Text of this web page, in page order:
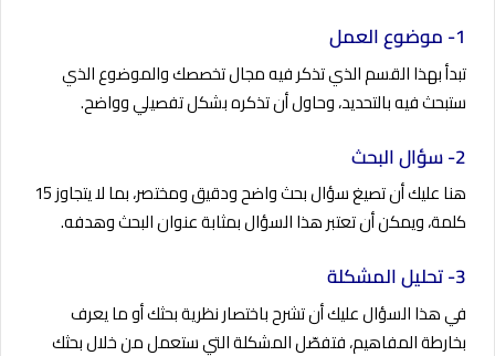
1- موضوع العمل
تبدأ بهذا القسم الذي تذكر فيه مجال تخصصك والموضوع الذي
ستبحث فيه بالتحديد، وحاول أن تذكره بشكل تفصيلي وواضح.
2- سؤال البحث
هنا عليك أن تصيغ سؤال بحث واضح ودقيق ومختصر، بما لا يتجاوز 15
كلمة، ويمكن أن تعتبر هذا السؤال بمثابة عنوان البحث وهدفه.
3- تحليل المشكلة
في هذا السؤال عليك أن تشرح باختصار نظرية بحثك أو ما يعرف
بخارطة المفاهيم، فتفصّل المشكلة التي ستعمل من خلال بحثك